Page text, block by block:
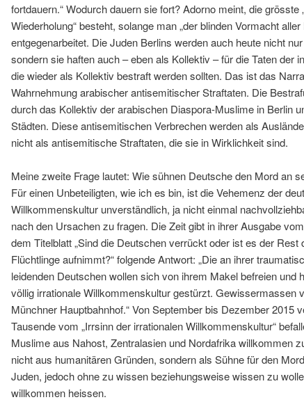
fortdauern.“ Wodurch dauern sie fort? Adorno meint, die grösste
Wiederholung“ besteht, solange man „der blinden Vormacht
entgegenarbeitet. Die Juden Berlins werden auch heute nicht
sondern sie haften auch – eben als Kollektiv – für die Taten der
die wieder als Kollektiv bestraft werden sollten. Das ist das
Wahrnehmung arabischer antisemitischer Straftaten. Die
durch das Kollektiv der arabischen Diaspora-Muslime in Berlin
Städten. Diese antisemitischen Verbrechen werden als
nicht als antisemitische Straftaten, die sie in Wirklichkeit sind.
Meine zweite Frage lautet: Wie sühnen Deutsche den Mord an
Für einen Unbeteiligten, wie ich es bin, ist die Vehemenz der
Willkommenskultur unverständlich, ja nicht einmal
nach den Ursachen zu fragen. Die Zeit gibt in ihrer Ausgabe
dem Titelblatt „Sind die Deutschen verrückt oder ist es der Rest
Flüchtlinge aufnimmt?“ folgende Antwort: „Die an ihrer
leidenden Deutschen wollen sich von ihrem Makel befreien und
völlig irrationale Willkommenskultur gestürzt. Gewissermassen
Münchner Hauptbahnhof.“ Von September bis Dezember 2015
Tausende vom „Irrsinn der irrationalen Willkommenskultur“
Muslime aus Nahost, Zentralasien und Nordafrika willkommen
nicht aus humanitären Gründen, sondern als Sühne für den
Juden, jedoch ohne zu wissen beziehungsweise wissen zu
willkommen heissen.